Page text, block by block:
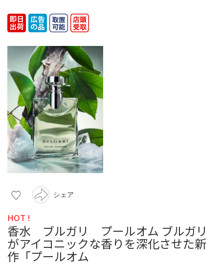
シェア
HOT !
香水 ブルガリ プールオム ブルガリ
がアイコニックな香りを深化させた新
作「プールオム